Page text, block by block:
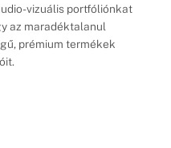
vizuális portfóliónkat
az maradéktalanul
prémium termékek